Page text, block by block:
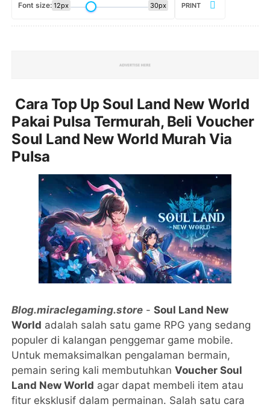
Font size: 12px 30px PRINT
Cara Top Up Soul Land New World
Pakai Pulsa Termurah, Beli Voucher
Soul Land New World Murah Via
Pulsa
Blog.miraclegaming.store -Soul Land New
World adalah salah satu game RPG yang sedang
populer di kalangan penggemar game mobile.
Untuk memaksimalkan pengalaman bermain,
pemain sering kali membutuhkanVoucher Soul
Land New World agar dapat membeli item atau
fitur eksklusif dalam permainan. Salah satu cara